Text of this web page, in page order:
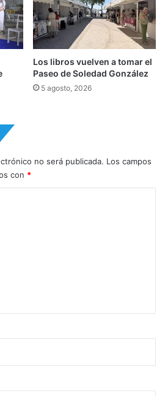
Los libros vuelven a tomar el
Paseo de Soledad González
5 agosto, 2026
no será publicada. Los campos
con *